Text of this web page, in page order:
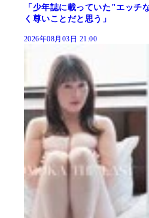
「少年誌に載っていた"エッチ
く尊いことだと思う」
2026年08月03日 21:00